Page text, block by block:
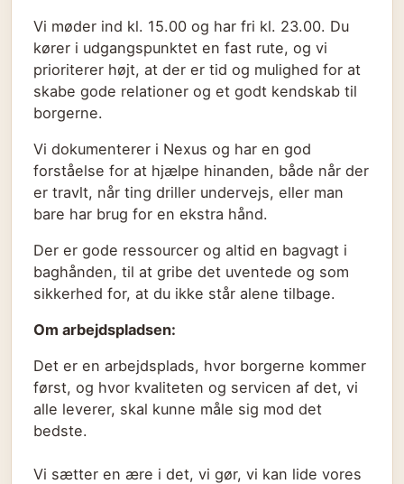
Vi møder ind kl. 15.00 og har fri kl. 23.00. Du
kører i udgangspunktet en fast rute, og vi
prioriterer højt, at der er tid og mulighed for at
skabe gode relationer og et godt kendskab til
borgerne.
Vi dokumenterer i Nexus og har en god
forståelse for at hjælpe hinanden, både når der
er travlt, når ting driller undervejs, eller man
bare har brug for en ekstra hånd.
Der er gode ressourcer og altid en bagvagt i
baghånden, til at gribe det uventede og som
sikkerhed for, at du ikke står alene tilbage.
Om arbejdspladsen:
Det er en arbejdsplads, hvor borgerne kommer
først, og hvor kvaliteten og servicen af det, vi
alle leverer, skal kunne måle sig mod det
bedste.
Vi sætter en ære i det, vi gør, vi kan lide vores